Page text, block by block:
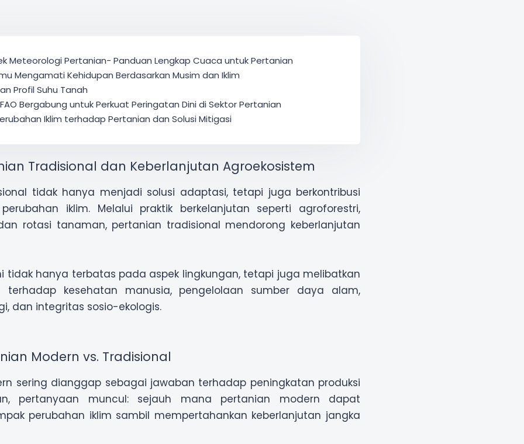
Meteorologi Pertanian- Panduan Lengkap Cuaca untuk Pertanian
Mengamati Kehidupan Berdasarkan Musim dan Iklim
Profil Suhu Tanah
Bergabung untuk Perkuat Peringatan Dini di Sektor Pertanian
Iklim terhadap Pertanian dan Solusi Mitigasi
Tradisional dan Keberlanjutan Agroekosistem
tidak hanya menjadi solusi adaptasi, tetapi juga berkontribusi
iklim. Melalui praktik berkelanjutan seperti agroforestri,
rotasi tanaman, pertanian tradisional mendorong keberlanjutan
tidak hanya terbatas pada aspek lingkungan, tetapi juga melibatkan
terhadap kesehatan manusia, pengelolaan sumber daya alam,
dan integritas sosio-ekologis.
Modern vs. Tradisional
sering dianggap sebagai jawaban terhadap peningkatan produksi
pertanyaan muncul: sejauh mana pertanian modern dapat
perubahan iklim sambil mempertahankan keberlanjutan jangka